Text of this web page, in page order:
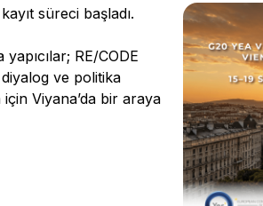
süreci başladı.
RE/CODE
ve politika
Viyana’da bir araya